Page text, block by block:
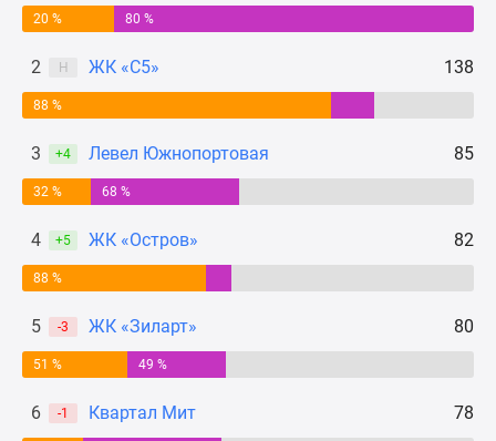
Экспертиза
новостроек
проекте
Реклама
сайте
Дзен
Машино-
места
Апартаменты
20 % 80 %
2 Н ЖК «С5» 138
88 %
3 +4 Левел Южнопортовая 85
32 % 68 %
4 +5 ЖК «Остров» 82
88 %
5 -3 ЖК «Зиларт» 80
51 % 49 %
6 -1 Квартал Мит 78